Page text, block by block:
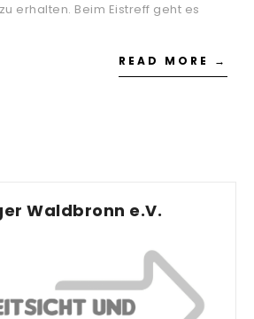
erhalten. Beim Eistreff geht es
READ MORE →
Waldbronn e.V.